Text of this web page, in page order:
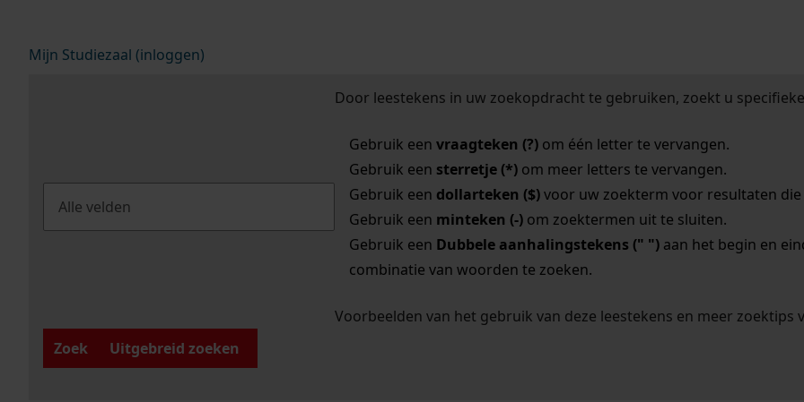
Mijn Studiezaal (inloggen)
Door leestekens in uw zoekopdracht te gebruiken, zoekt u
Gebruik een vraagteken (?)om één letter te vervangen.
Gebruik een sterretje (*)om meer letters te vervangen.
Gebruik een dollarteken ($)voor uw zoekterm voor resultaten die
Gebruik een minteken (-)om zoektermen uit te sluiten.
Gebruik een Dubbele aanhalingstekens (" ")aan het begin en
combinatie van woorden te zoeken.
Voorbeelden van het gebruik van deze leestekens en meer zoektips
Zoek
Uitgebreid zoeken